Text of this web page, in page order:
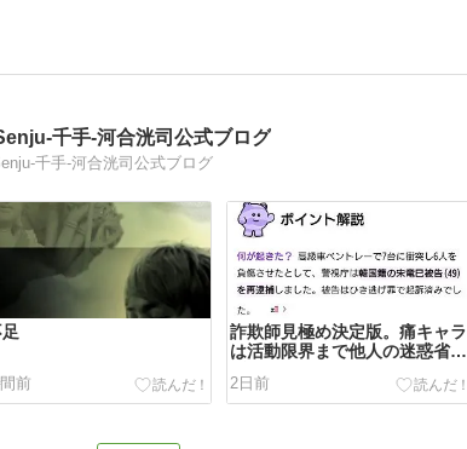
千手-河合洸司公式ブログ
千手-河合洸司公式ブログ
前
詐欺師見極め決定版。痛キャラ
は活動限界まで他人の迷惑省み
2日前